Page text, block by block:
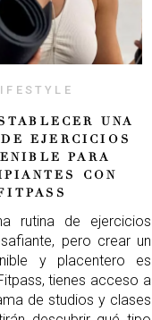
UNA
EJERCICIOS
PARA
CON
rutina de ejercicios
pero crear un
y placentero es
tienes acceso a
de studios y clases